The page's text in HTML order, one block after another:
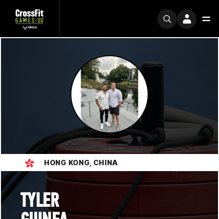
HONG KONG, CHINA
TYLER